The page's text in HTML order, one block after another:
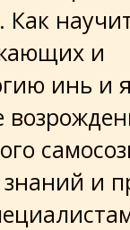
Как
и
инь и
и